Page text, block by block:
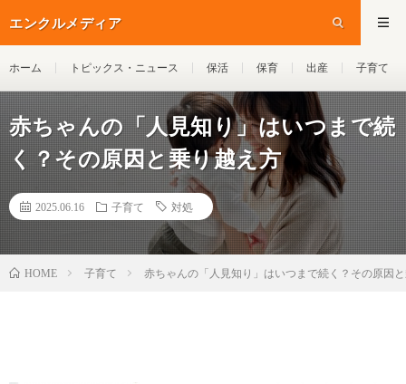
エンクルメディア
ホーム トピックス・ニュース 保活 保育 出産 子育て
赤ちゃんの「人見知り」はいつまで続
く？その原因と乗り越え方
2025.06.16 子育て 対処
HOME 子育て 赤ちゃんの「人見知り」はいつまで続く？その原因